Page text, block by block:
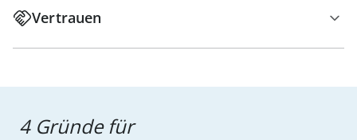
Vertrauen
4 Gründe für